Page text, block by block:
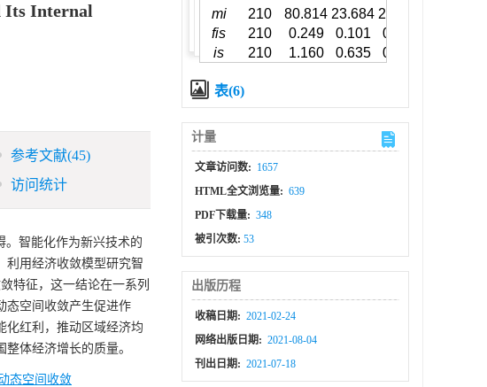
Its Internal
参考文献(45)
访问统计
。智能化作为新兴技术的
利用经济收敛模型研究智
特征，这一结论在一系列
态空间收敛产生促进作
化红利，推动区域经济均
体经济增长的质量。
态空间收敛
表(6)
计量
文章访问数: 1657
HTML全文浏览量: 639
PDF下载量: 348
被引次数:53
出版历程
收稿日期: 2021-02-24
网络出版日期: 2021-08-04
刊出日期: 2021-07-18